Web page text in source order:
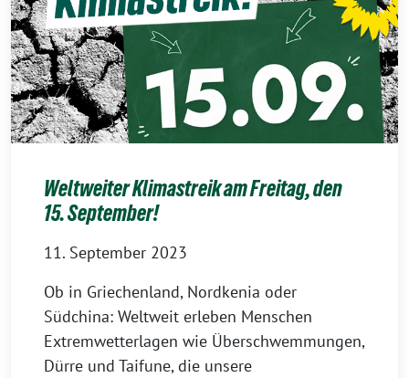
Weltweiter Klimastreik am Freitag, den
15. September!
11. September 2023
Ob in Griechenland, Nordkenia oder
Südchina: Weltweit erleben Menschen
Extremwetterlagen wie Überschwemmungen,
Dürre und Taifune, die unsere